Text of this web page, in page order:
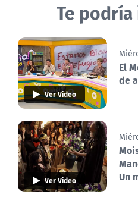
Te
Ver Video
El
de
Ver Video
Un